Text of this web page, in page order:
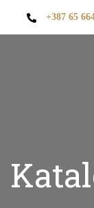
+387 65